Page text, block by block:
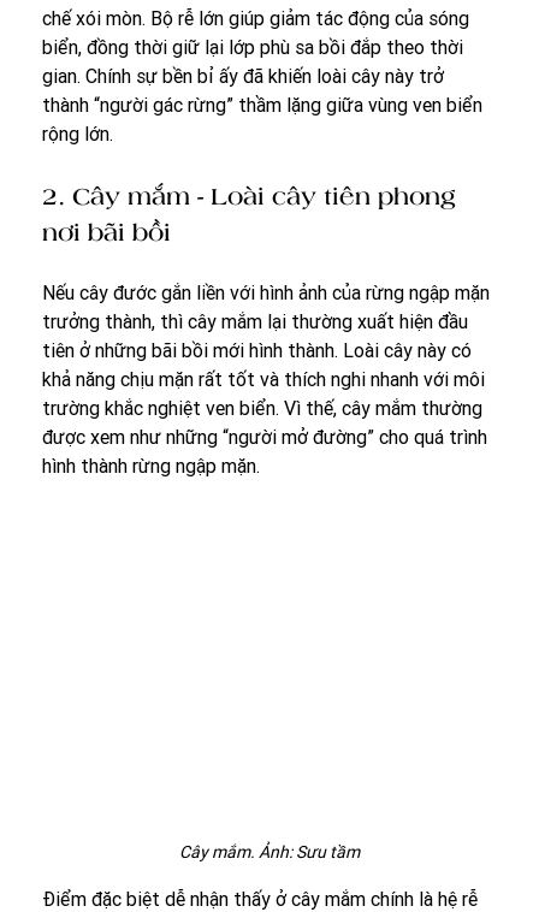
chế xói mòn. Bộ rễ lớn giúp giảm tác động của sóng
biển, đồng thời giữ lại lớp phù sa bồi đắp theo thời
gian. Chính sự bền bỉ ấy đã khiến loài cây này trở
thành “người gác rừng” thầm lặng giữa vùng ven biển
rộng lớn.
2. Cây mắm - Loài cây tiên phong
nơi bãi bồi
Nếu cây đước gắn liền với hình ảnh của rừng ngập mặn
trưởng thành, thì cây mắm lại thường xuất hiện đầu
tiên ở những bãi bồi mới hình thành. Loài cây này có
khả năng chịu mặn rất tốt và thích nghi nhanh với môi
trường khắc nghiệt ven biển. Vì thế, cây mắm thường
được xem như những “người mở đường” cho quá trình
hình thành rừng ngập mặn.
Cây mắm. Ảnh: Sưu tầm
Điểm đặc biệt dễ nhận thấy ở cây mắm chính là hệ rễ